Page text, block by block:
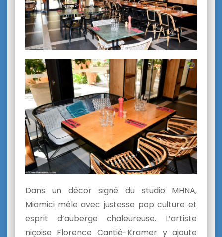
Dans un décor signé du studio MHNA,
Miamici mêle avec justesse pop culture et
esprit d’auberge chaleureuse. L’artiste
niçoise Florence Cantié-Kramer y ajoute